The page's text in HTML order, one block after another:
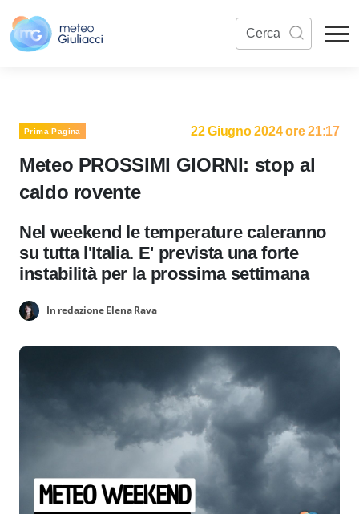
Prima Pagina 22 Giugno 2024 ore 21:17
Meteo PROSSIMI GIORNI: stop al
caldo rovente
Nel weekend le temperature caleranno
su tutta l'Italia. E' prevista una forte
instabilità per la prossima settimana
In redazione Elena Rava